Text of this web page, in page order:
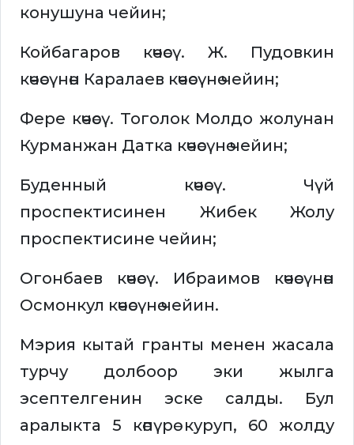
конушуна чейин;
Койбагаров көчөсү. Ж. Пудовкин
көчөсүнөн Каралаев көчөсүнө чейин;
Фере көчөсү. Тоголок Молдо жолунан
Курманжан Датка көчөсүнө чейин;
Буденный көчөсү. Чүй
проспектисинен Жибек Жолу
проспектисине чейин;
Огонбаев көчөсү. Ибраимов көчөсүнөн
Осмонкул көчөсүнө чейин.
Мэрия кытай гранты менен жасала
турчу долбоор эки жылга
эсептелгенин эске салды. Бул
аралыкта 5 көпүрө куруп, 60 жолду